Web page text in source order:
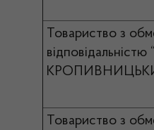
Товариство з
Товариство з